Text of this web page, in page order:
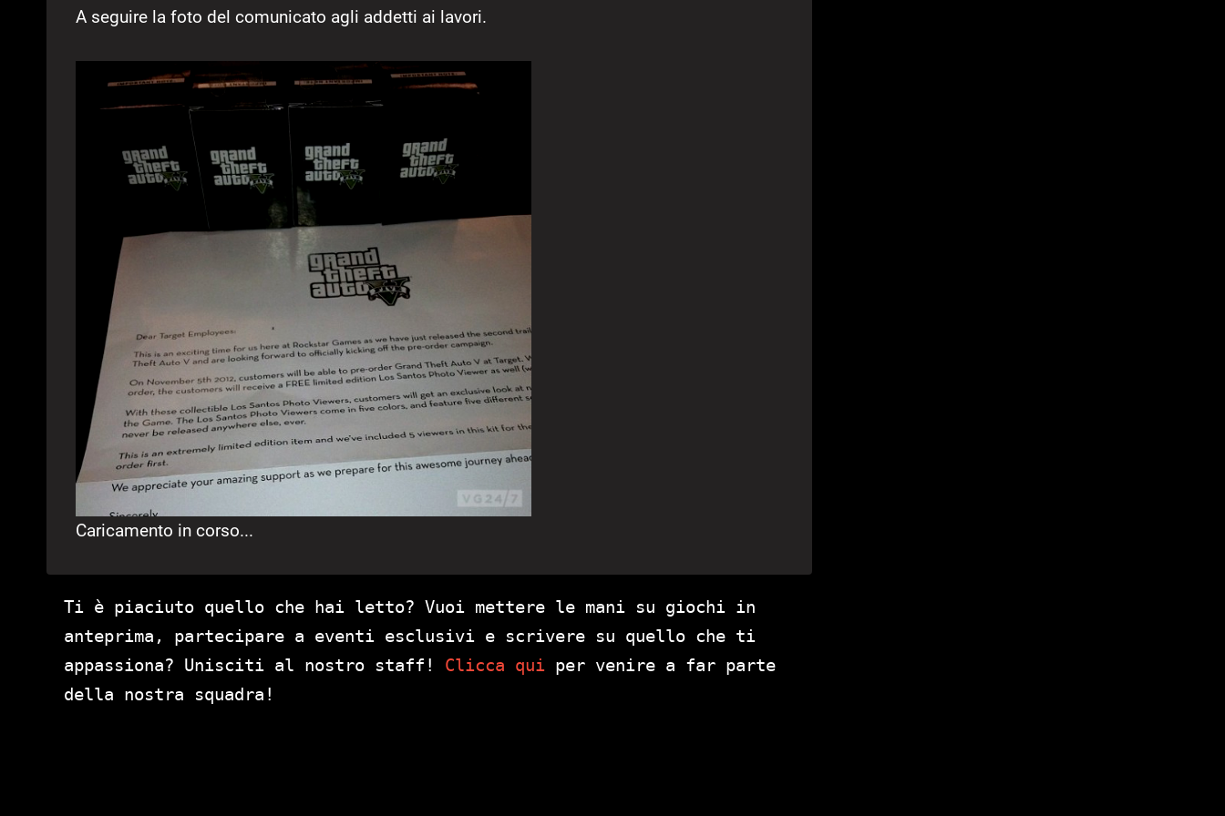
A seguire la foto del comunicato agli addetti ai lavori.
Caricamento in corso...
Ti è piaciuto quello che hai letto? Vuoi mettere le mani su giochi in
anteprima, partecipare a eventi esclusivi e scrivere su quello che ti
appassiona? Unisciti al nostro staff! Clicca qui per venire a far parte
della nostra squadra!